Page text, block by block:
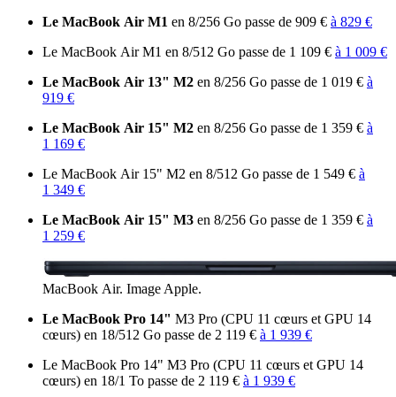
Le MacBook Air M1 en 8/256 Go passe de 909 € à 829 €
Le MacBook Air M1 en 8/512 Go passe de 1 109 € à 1 009 €
Le MacBook Air 13" M2 en 8/256 Go passe de 1 019 € à
919 €
Le MacBook Air 15" M2 en 8/256 Go passe de 1 359 € à
1 169 €
Le MacBook Air 15" M2 en 8/512 Go passe de 1 549 € à
1 349 €
Le MacBook Air 15" M3 en 8/256 Go passe de 1 359 € à
1 259 €
MacBook Air. Image Apple.
Le MacBook Pro 14" M3 Pro (CPU 11 cœurs et GPU 14
cœurs) en 18/512 Go passe de 2 119 € à 1 939 €
Le MacBook Pro 14" M3 Pro (CPU 11 cœurs et GPU 14
cœurs) en 18/1 To passe de 2 119 € à 1 939 €